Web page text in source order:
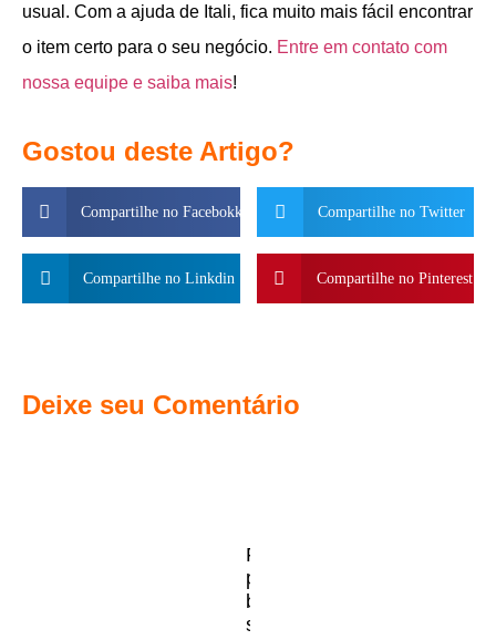
usual. Com a ajuda de Itali, fica muito mais fácil encontrar
o item certo para o seu negócio. Entre em contato com
nossa equipe e saiba mais!
Gostou deste Artigo?
Compartilhe no Facebokk Compartilhe no Twitter
Compartilhe no Linkdin Compartilhe no Pinterest
Deixe seu Comentário
Frasco
para
body
splash: